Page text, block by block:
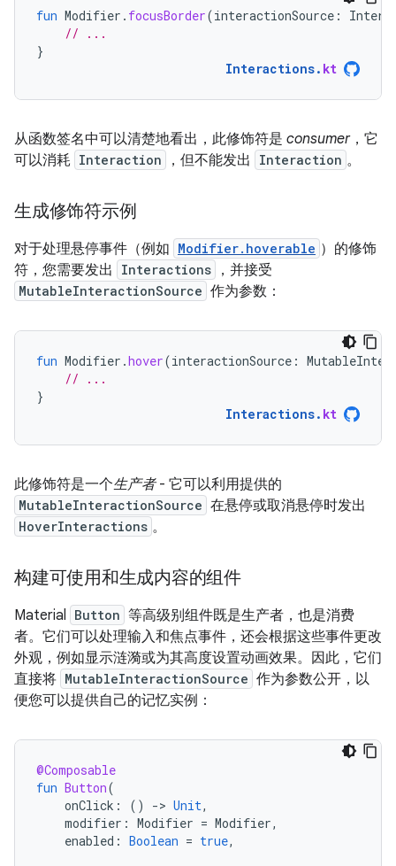
fun Modifier . focusBorder(interactionSource :
// ...
}
Interactions. kt
从函数签名中可以清楚地看出，此修饰符是 consumer，它
可以消耗 Interaction ，但不能发出 Interaction 。
生成修饰符示例
对于处理悬停事件（例如 Modifier.hoverable ）的修饰
符，您需要发出
Interactions ，并接受
MutableInteractionSource 作为参数：
fun Modifier .hover(interactionSource :
// ...
}
Interactions. kt
此修饰符是一个生产者- 它可以利用提供的
MutableInteractionSource 在悬停或取消悬停时发出
HoverInteractions 。
构建可使用和生成内容的组件
Material Button 等高级别组件既是生产者，也是消费
者。它们可以处理输入和焦点事件，还会根据这些事件更改
外观，例如显示涟漪或为其高度设置动画效果。因此，它们
直接将 MutableInteractionSource 作为参数公开，以
便您可以提供自己的记忆实例：
@Composable
fun Button(
onClick : () -> Unit,
modifier : Modifier = Modifier,
enabled : Boolean = true,